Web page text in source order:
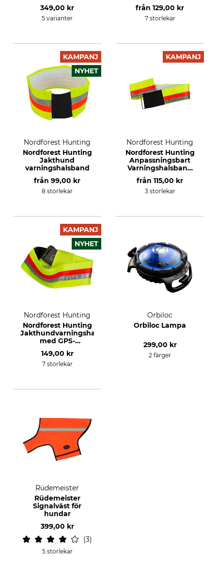
349,00 kr
5 varianter
från 129,00 kr
7 storlekar
KAMPANJ
NYHET
Nordforest Hunting
Nordforest Hunting
Jakthund
varningshalsband
från 99,00 kr
8 storlekar
KAMPANJ
Nordforest Hunting
Nordforest Hunting
Anpassningsbart
Varningshalsband
för hund
från 115,00 kr
3 storlekar
KAMPANJ
NYHET
Nordforest Hunting
Nordforest Hunting
Jakthundvarningshalsband
med GPS-
trackerficka
149,00 kr
7 storlekar
Orbiloc
Orbiloc Lampa
299,00 kr
2 färger
Rüdemeister
Rüdemeister
Signalväst för
hundar
399,00 kr
3
5 storlekar